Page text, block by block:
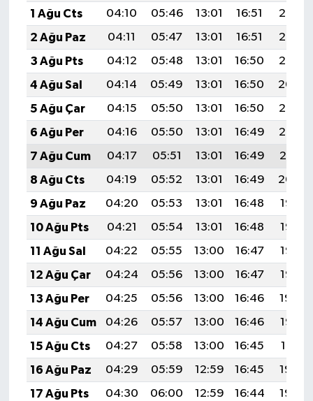
1 Ağu Cts 04:10 05:46 13:01 16:51
20:07
2 Ağu Paz
04:11 05:47 13:01 16:51
20:06
3 Ağu Pts
04:12 05:48 13:01 16:50
20:05
4 Ağu Sal
04:14 05:49 13:01 16:50
20:04
5 Ağu Çar
04:15 05:50 13:01 16:50
20:03
6 Ağu Per
04:16 05:50 13:01 16:49
20:02
7 Ağu Cum
04:17 05:51 13:01 16:49
20:01
8 Ağu Cts
04:19 05:52 13:01 16:49
20:00
9 Ağu Paz
04:20 05:53 13:01 16:48
19:58
10 Ağu Pts
04:21 05:54 13:01 16:48
19:57
11 Ağu Sal
04:22 05:55 13:00 16:47
19:56
12 Ağu Çar
04:24 05:56 13:00 16:47
19:55
13 Ağu Per
04:25 05:56 13:00 16:46
19:54
14 Ağu Cum
04:26 05:57 13:00 16:46
19:52
15 Ağu Cts
04:27 05:58 13:00 16:45
19:51
16 Ağu Paz
04:29 05:59 12:59 16:45
19:50
17 Ağu Pts
04:30 06:00 12:59 16:44
19:49